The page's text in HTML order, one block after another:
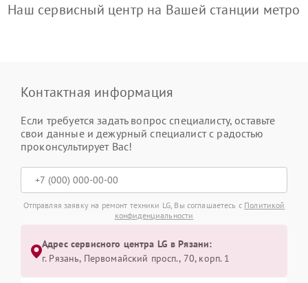
Наш сервисный центр на Вашей станции метро
Контактная информация
Если требуется задать вопрос специалисту, оставьте
свои данные и дежурный специалист с радостью
проконсультирует Вас!
Отправляя заявку на ремонт техники LG, Вы соглашаетесь с Политикой
конфиденциальности
Адрес сервисного центра LG в Рязани:
г. Рязань, Первомайский просп., 70, корп. 1